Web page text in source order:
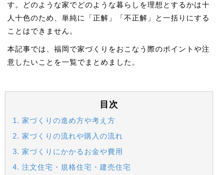
す。どのような家でどのような暮らしを理想とするかは十
人十色のため、単純に「正解」「不正解」と一括りにする
ことはできません。
本記事では、福岡で家づくりをおこなう際のポイントや注
意したいことを一覧でまとめました。
目次
1. 家づくりの進め方や考え方
2. 家づくりの流れや購入の流れ
3. 家づくりにかかるお金や費用
4. 注文住宅・規格住宅・建売住宅